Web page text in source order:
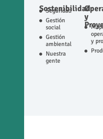
Sostenibilidad
Seguridad
Gestión
social
Gestión
ambiental
Nuestra
gente
y
y